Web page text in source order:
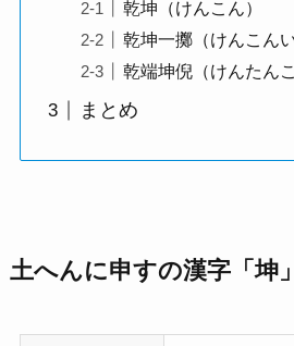
乾坤（けんこん）
乾坤一擲（けんこん
乾端坤倪（けんたん
まとめ
土へんに申すの漢字「坤